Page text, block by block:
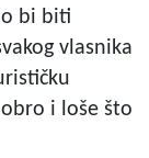
bi biti
vlasnika
i loše što